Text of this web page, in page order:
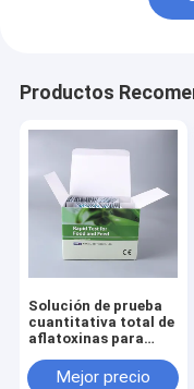
Productos
Solución de prueba
cuantitativa total de
aflatoxinas para
Mejor precio